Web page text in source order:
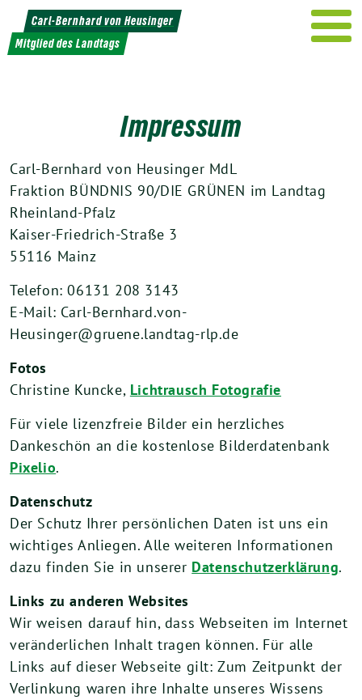
Weiter
zum
Inhalt
Carl-Bernhard von Heusinger
Mitglied des Landtags
Impressum
Carl-Bernhard von Heusinger MdL
Fraktion BÜNDNIS 90/DIE GRÜNEN im Landtag
Rheinland-Pfalz
Kaiser-Friedrich-Straße 3
55116 Mainz
Telefon: 06131 208 3143
E-Mail: Carl-Bernhard.von-
Heusinger@gruene.landtag-rlp.de
Fotos
Christine Kuncke, Lichtrausch Fotografie
Für viele lizenzfreie Bilder ein herzliches
Dankeschön an die kostenlose Bilderdatenbank
Pixelio.
Datenschutz
Der Schutz Ihrer persönlichen Daten ist uns ein
wichtiges Anliegen. Alle weiteren Informationen
dazu finden Sie in unserer Datenschutzerklärung.
Links zu anderen Websites
Wir weisen darauf hin, dass Webseiten im Internet
veränderlichen Inhalt tragen können. Für alle
Links auf dieser Webseite gilt: Zum Zeitpunkt der
Verlinkung waren ihre Inhalte unseres Wissens